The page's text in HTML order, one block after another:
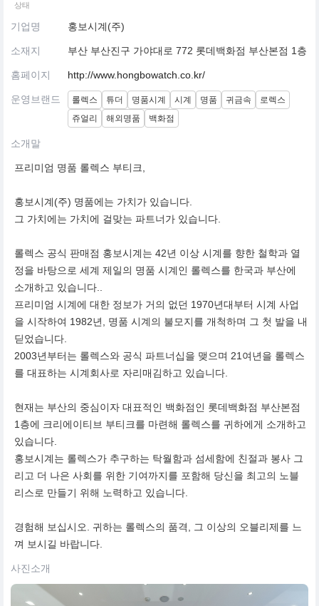
상태
기업명 홍보시계(주)
소재지 부산 부산진구 가야대로 772 롯데백화점 부산본점 1층
홈페이지 http://www.hongbowatch.co.kr/
운영브랜드 롤렉스 튜더 명품시계 시계 명품 귀금속
로렉스
쥬얼리
해외명품 백화점
소개말
프리미엄 명품 롤렉스 부티크,
홍보시계(주) 명품에는 가치가 있습니다.
그 가치에는 가치에 걸맞는 파트너가 있습니다.
롤렉스 공식 판매점 홍보시계는 42년 이상 시계를 향한 철학과 열
정을 바탕으로 세계 제일의 명품 시계인 롤렉스를 한국과 부산에
소개하고 있습니다..
프리미엄 시계에 대한 정보가 거의 없던 1970년대부터 시계 사업
을 시작하여 1982년, 명품 시계의 불모지를 개척하며 그 첫 발을 내
딛었습니다.
2003년부터는 롤렉스와 공식 파트너십을 맺으며 21여년을 롤렉스
를 대표하는 시계회사로 자리매김하고 있습니다.
현재는 부산의 중심이자 대표적인 백화점인 롯데백화점 부산본점
1층에 크리에이티브 부티크를 마련해 롤렉스를 귀하에게 소개하고
있습니다.
홍보시계는 롤렉스가 추구하는 탁월함과 섬세함에 친절과 봉사 그
리고 더 나은 사회를 위한 기여까지를 포함해 당신을 최고의 노블
리스로 만들기 위해 노력하고 있습니다.
경험해 보십시오. 귀하는 롤렉스의 품격, 그 이상의 오블리제를 느
껴 보시길 바랍니다.
사진소개